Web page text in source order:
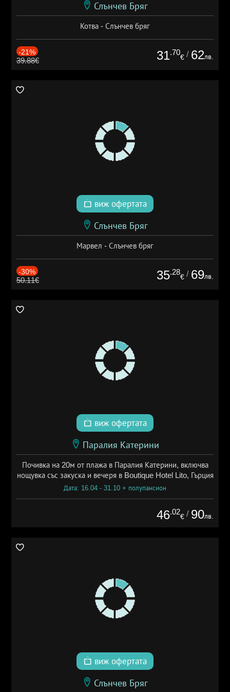
Слънчев Бряг
Котва - Слънчев бряг
-21%
39.88€ 31.70
€ / 62лв.
виж офертата
Слънчев Бряг
Марвел - Слънчев бряг
-30%
50.11€ 35.28
€ / 69лв.
виж офертата
Паралия Катерини
Почивка на 20м от плажа в Паралия Катерини, включва
нощувка със закуска и вечеря в Boutique Hotel Lito, Гърция
Дата: 16.04 - 31.10 + полупансион
46.02
€ / 90лв.
виж офертата
Слънчев Бряг